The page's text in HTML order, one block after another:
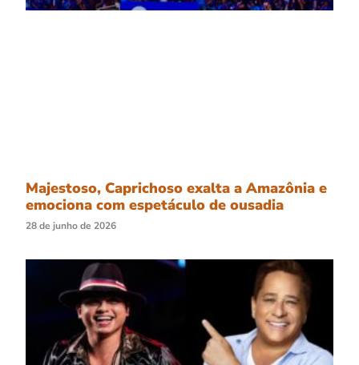
Majestoso, Caprichoso exalta a Amazônia e
emociona com espetáculo de ousadia
28 de junho de 2026